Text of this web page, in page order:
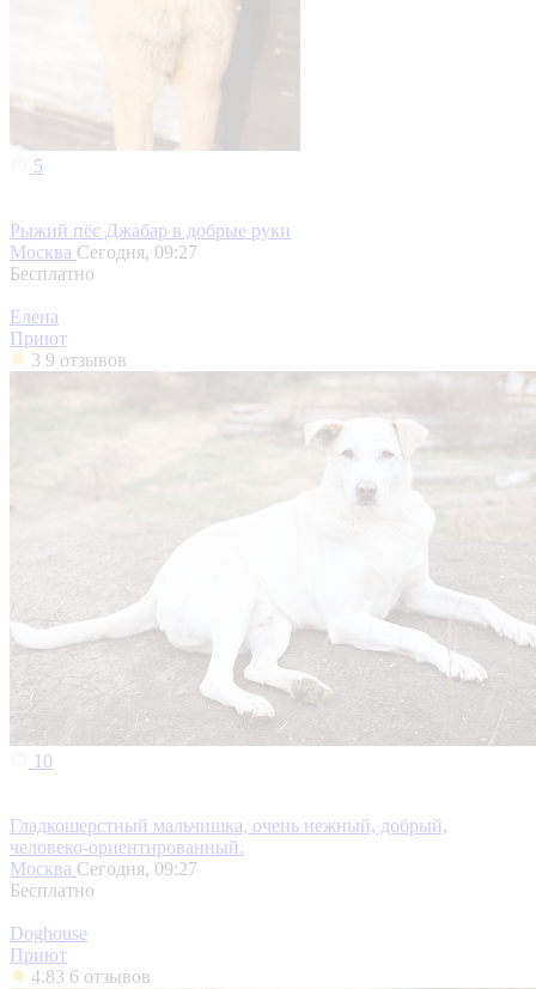
5
Рыжий пёс Джабар в добрые руки
Москва Сегодня, 09:27
Бесплатно
Елена
Приют
3 9 отзывов
10
Гладкошерстный мальчишка, очень нежный, добрый,
человеко-ориентированный.
Москва Сегодня, 09:27
Бесплатно
Doghouse
Приют
4.83 6 отзывов